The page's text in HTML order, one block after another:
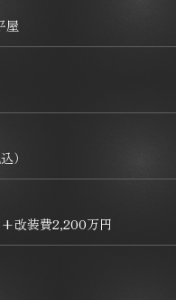
屋
）
改装費2,200万円